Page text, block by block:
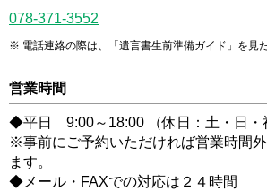
078-371-3552
電話連絡の際は、「遺言書生前準備ガイド」を見
営業時間
◆平日 9:00～18:00 （休日：土・日・
※事前にご予約いただければ営業時間
ます。
◆メール・FAXでの対応は２４時間